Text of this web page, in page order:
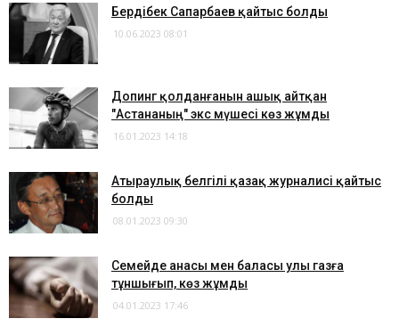
Бердібек Сапарбаев қайтыс болды
10.06.2023 08:01
Допинг қолданғанын ашық айтқан
"Астананың" экс мүшесі көз жұмды
16.01.2023 14:18
Атыраулық белгілі қазақ журналисі қайтыс
болды
08.01.2023 09:30
Семейде анасы мен баласы улы газға
тұншығып, көз жұмды
04.01.2023 17:46